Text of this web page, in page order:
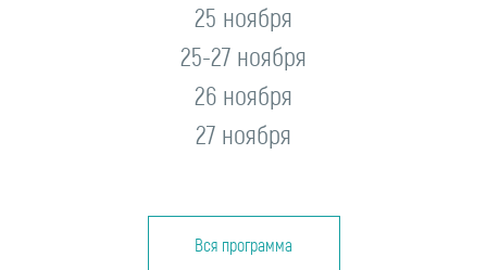
25 ноября
25-27 ноября
26 ноября
27 ноября
Вся программа